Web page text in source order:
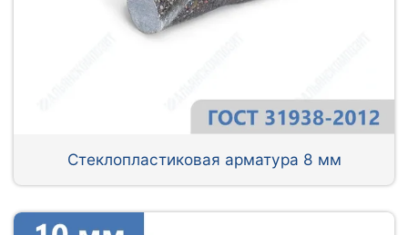
Стеклопластиковая арматура 8 мм